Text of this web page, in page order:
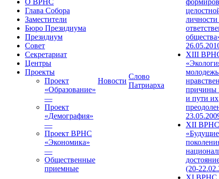
О ВРНС
Глава Собора
Заместители
Бюро Президиума
Президиум
Совет
Секретариат
Центры
Проекты
Проект
«Образование»
—
Проект
«Демография»
—
Проект ВРНС
«Экономика»
—
Общественные
приемные
Новости
Слово
Патриарха
XIII
причины
и пути их
XII ВРНС
«Будущие
(20-
XI ВРНС